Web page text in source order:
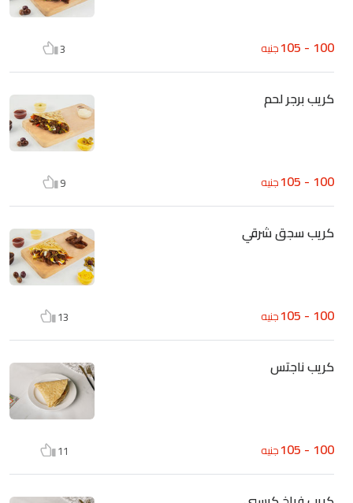
100 - 105 جنيه 3
كريب برجر لحم
100 - 105 جنيه 9
كريب سجق شرقي
100 - 105 جنيه 13
كريب ناجتس
100 - 105 جنيه 11